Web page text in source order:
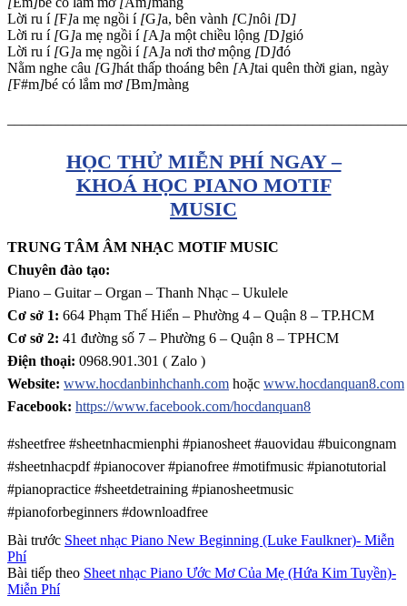
Lời ru í [F]a mẹ ngồi í [G]a, bên vành [C]nôi [D]
Lời ru í [G]a mẹ ngồi í [A ]a một chiều lộng [D]gió
Lời ru í [G]a mẹ ngồi í [A ]a nơi thơ mộng [D]đó
Nằm nghe câu [G]hát thấp thoáng bên [A ]tai quên thời gian, ngày
[F#m]bé có lắm mơ [Bm]màng
HỌC THỬ MIỄN PHÍ NGAY –
KHOÁ HỌC PIANO MOTIF
MUSIC
TRUNG TÂM ÂM NHẠC MOTIF MUSIC
Chuyên đào tạo:
Piano – Guitar – Organ – Thanh Nhạc – Ukulele
Cơ sở 1: 664 Phạm Thế Hiển – Phường 4 – Quận 8 – TP.HCM
Cơ sở 2: 41 đường số 7 – Phường 6 – Quận 8 – TPHCM
Điện thoại: 0968.901.301 ( Zalo )
Website: www.hocdanbinhchanh.com hoặc www.hocdanquan8.com
Facebook: https://www.facebook.com/hocdanquan8
#sheetfree #sheetnhacmienphi #pianosheet #auovidau #buicongnam
#sheetnhacpdf #pianocover #pianofree #motifmusic #pianotutorial
#pianopractice #sheetdetraining #pianosheetmusic
#pianoforbeginners #downloadfree
Bài trước Sheet nhạc Piano New Beginning (Luke Faulkner)- Miễn
Phí
Bài tiếp theo Sheet nhạc Piano Ước Mơ Của Mẹ (Hứa Kim Tuyền)-
Miễn Phí